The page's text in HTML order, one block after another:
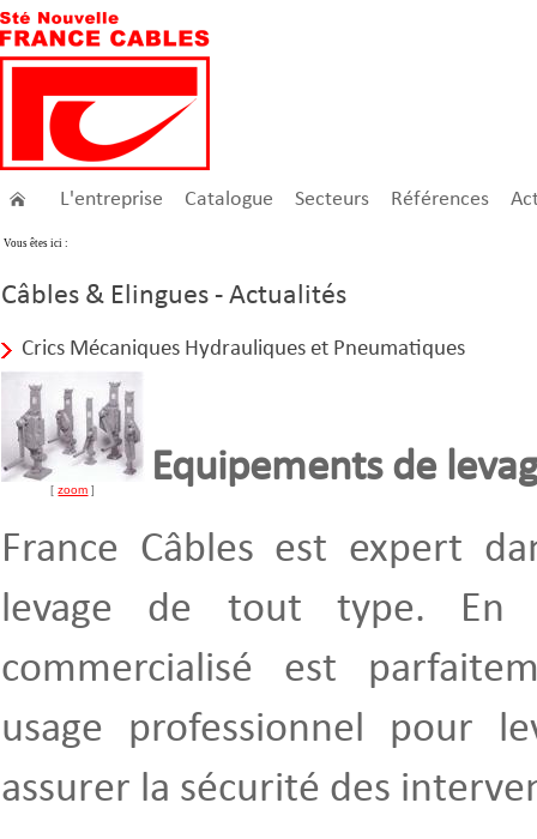
L'entreprise Catalogue Secteurs Références
Vous êtes ici :
Câbles & Elingues - Actualités
Crics Mécaniques Hydrauliques et Pneumatiques
[zoom ] Equipements de
France Câbles est expert
levage de tout type. En
commercialisé est
usage professionnel pour
assurer la sécurité des